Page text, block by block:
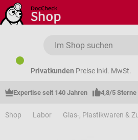
Zum Hauptinhalt springen
Privatkunden Preise inkl. MwSt.
Expertise seit 140 Jahren 4,8/5
Shop Labor Glas-, Plastikwaren &